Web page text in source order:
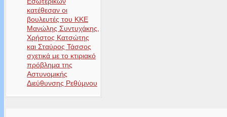
κατέθεσαν οι
βουλευτές του ΚΚΕ
Μανώλης Συντυχάκης,
Χρήστος Κατσώτης
και Σταύρος Τάσσος
σχετικά με το κτιριακό
πρόβλημα της
Αστυνομικής
Διεύθυνσης Ρεθύμνου